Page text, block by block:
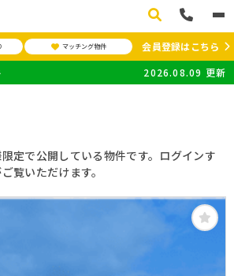
マッチング物件
会員登録はこちら
2026.08.09 更新
定で公開している物件です。ログインす
覧いただけます。